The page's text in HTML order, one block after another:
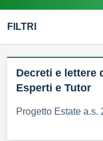
FILTRI
Decreti e lettere
Esperti e Tutor
Progetto Estate a.s.